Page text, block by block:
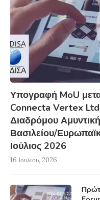
Υπογραφή MoU
Connecta Vertex Ltd
Διαδρόμου
Βασιλείου/
Ιούλιος 2026
16 Ιουλίου, 2026